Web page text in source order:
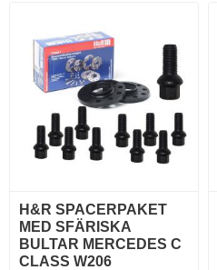
H&R SPACERPAKET
MED SFÄRISKA
BULTAR MERCEDES C
CLASS W206